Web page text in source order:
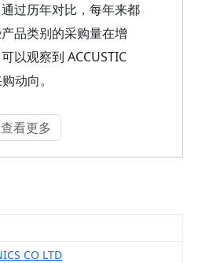
过历年对比，每年来都
品类别的采购量在增
以观察到 ACCUSTIC
动向。
查看更多
CO LTD